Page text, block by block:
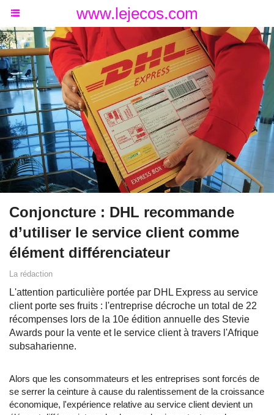
www.lejecos.com
Conjoncture : DHL recommande
d’utiliser le service client comme
élément différenciateur
La rédaction
L'attention particulière portée par DHL Express au service
client porte ses fruits : l'entreprise décroche un total de 22
récompenses lors de la 10e édition annuelle des Stevie
Awards pour la vente et le service client à travers l'Afrique
subsaharienne.
Alors que les consommateurs et les entreprises sont forcés de
se serrer la ceinture à cause du ralentissement de la croissance
économique, l'expérience relative au service client devient un